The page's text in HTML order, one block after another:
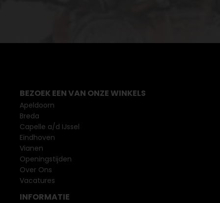
BEZOEK EEN VAN ONZE WINKELS
Apeldoorn
Breda
Capelle a/d IJssel
Eindhoven
Vianen
Openingstijden
Over Ons
Vacatures
INFORMATIE